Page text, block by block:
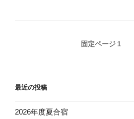
ペ
ジ
固定ページ 1
最近の投稿
2026年度夏合宿